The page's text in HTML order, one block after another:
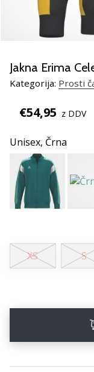
rokomentske
copate
PUMA
NITRO
5!
tehnične
in
ugotovi,
ali
se
splača…
•
2 min. branja
naše
znamke
Jakna Erima
Kategorija: Prosti
€54,95 z DDV
Unisex, Črna
XS S